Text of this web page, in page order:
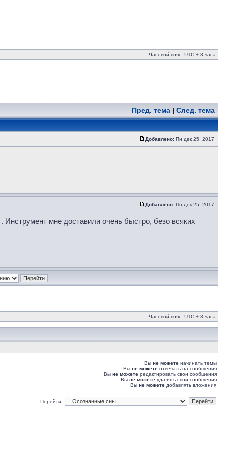
Часовой пояс: UTC + 3 часа
Пред. тема | След. тема
Добавлено: Пн дек 25, 2017
Добавлено: Пн дек 25, 2017
. Инструмент мне доставили очень быстро, безо всяких
Часовой пояс: UTC + 3 часа
Вы не можете начинать темы
Вы не можете отвечать на сообщения
Вы не можете редактировать свои сообщения
Вы не можете удалять свои сообщения
Вы не можете добавлять вложения
Перейти: